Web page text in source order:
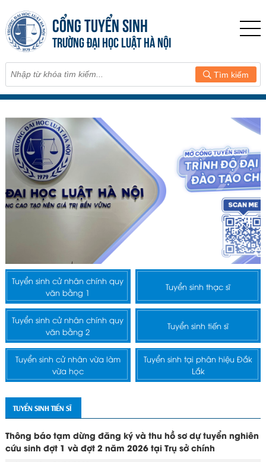
CỔNG TUYỂN SINH
TRƯỜNG ĐẠI HỌC LUẬT HÀ NỘI
Tìm kiếm
Tuyển sinh cử nhân chính quy
văn bằng 1
Tuyển sinh thạc sĩ
Tuyển sinh cử nhân chính quy
văn bằng 2
Tuyển sinh tiến sĩ
Tuyển sinh cử nhân vừa làm
vừa học
Tuyển sinh tại phân hiệu Đắk
Lắk
TUYỂN SINH TIẾN SĨ
Thông báo tạm dừng đăng ký và thu hồ sơ dự tuyển nghiên
cứu sinh đợt 1 và đợt 2 năm 2026 tại Trụ sở chính